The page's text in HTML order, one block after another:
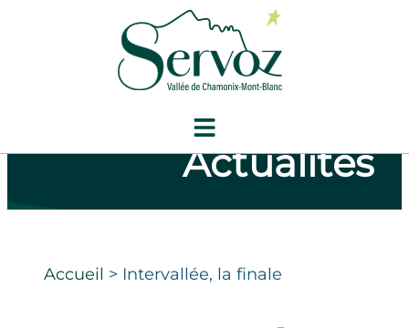
Actualités
Accueil > Intervallée, la finale